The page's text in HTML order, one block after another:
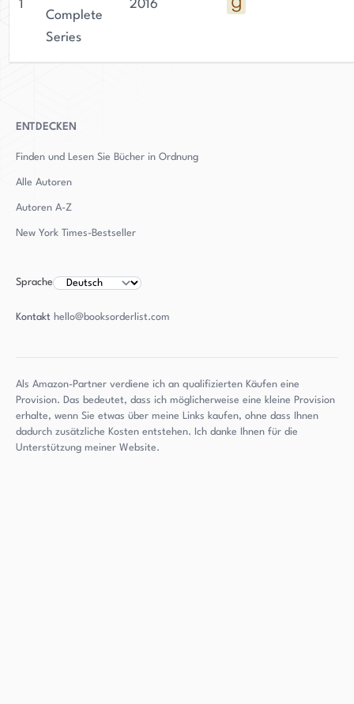
1
Complete
Series
2016
ENTDECKEN
Finden und Lesen Sie Bücher in Ordnung
Alle Autoren
Autoren A-Z
New York Times-Bestseller
Sprache
Kontakt hello@booksorderlist.com
Als Amazon-Partner verdiene ich an qualifizierten Käufen eine
Provision. Das bedeutet, dass ich möglicherweise eine kleine Provision
erhalte, wenn Sie etwas über meine Links kaufen, ohne dass Ihnen
dadurch zusätzliche Kosten entstehen. Ich danke Ihnen für die
Unterstützung meiner Website.